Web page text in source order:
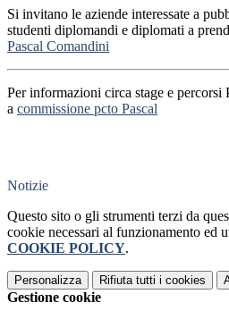
Si invitano le aziende interessate a
studenti diplomandi e diplomati a
Pascal Comandini
Per informazioni circa stage e percorsi
a commissione pcto Pascal
Notizie
Questo sito o gli strumenti terzi da
cookie necessari al funzionamento ed
COOKIE POLICY.
Personalizza Rifiuta tutti i cookies
Gestione cookie